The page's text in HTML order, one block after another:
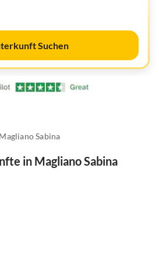
Suchen
Magliano Sabina
in Magliano Sabina